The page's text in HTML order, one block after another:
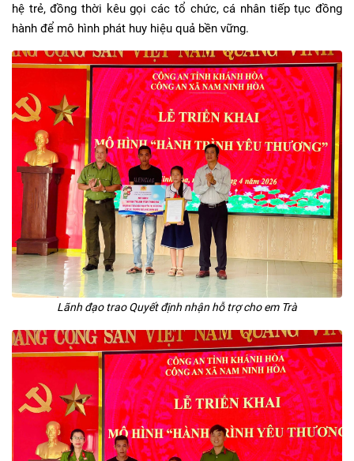
hệ trẻ, đồng thời kêu gọi các tổ chức, cá nhân tiếp tục đồng
hành để mô hình phát huy hiệu quả bền vững.
Lãnh đạo trao Quyết định nhận hỗ trợ cho em Trà